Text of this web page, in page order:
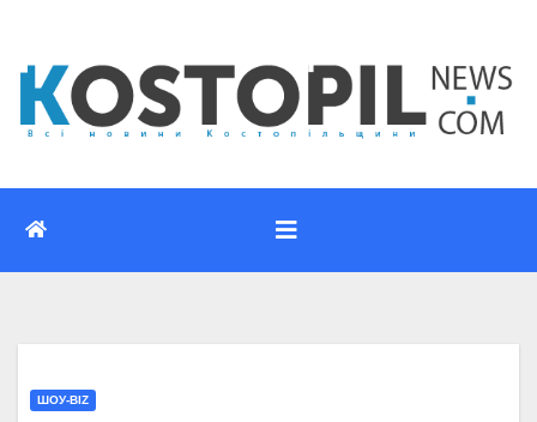
вмісту
ШОУ-BIZ